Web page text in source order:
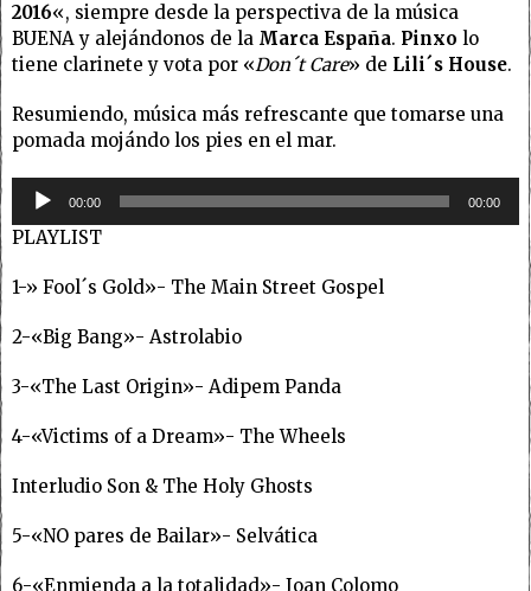
2016«, siempre desde la perspectiva de la música
BUENA y alejándonos de la Marca España. Pinxo lo
tiene clarinete y vota por «Don´t Care» de Lili´s House.
Resumiendo, música más refrescante que tomarse una
pomada mojándo los pies en el mar.
Reproductor
audio
00:00 00:00
PLAYLIST
1-» Fool´s Gold»- The Main Street Gospel
2-«Big Bang»- Astrolabio
3-«The Last Origin»- Adipem Panda
4-«Victims of a Dream»- The Wheels
Interludio Son & The Holy Ghosts
5-«NO pares de Bailar»- Selvática
6-«Enmienda a la totalidad»- Joan Colomo